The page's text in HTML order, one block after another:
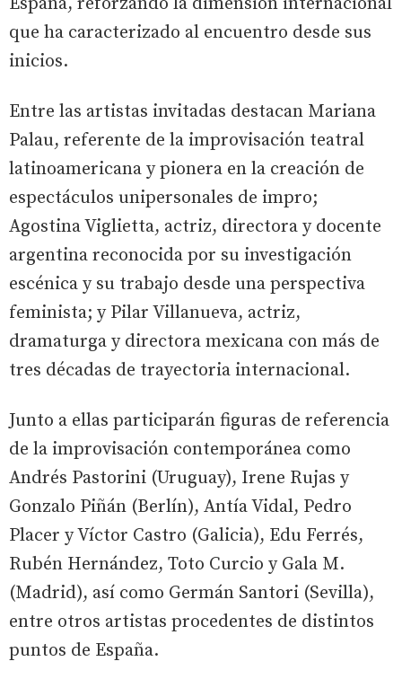
que ha caracterizado al encuentro desde sus
inicios.
Entre las artistas invitadas destacan Mariana
Palau, referente de la improvisación teatral
latinoamericana y pionera en la creación de
espectáculos unipersonales de impro;
Agostina Viglietta, actriz, directora y docente
argentina reconocida por su investigación
escénica y su trabajo desde una perspectiva
feminista; y Pilar Villanueva, actriz,
dramaturga y directora mexicana con más de
tres décadas de trayectoria internacional.
Junto a ellas participarán figuras de referencia
de la improvisación contemporánea como
Andrés Pastorini (Uruguay), Irene Rujas y
Gonzalo Piñán (Berlín), Antía Vidal, Pedro
Placer y Víctor Castro (Galicia), Edu Ferrés,
Rubén Hernández, Toto Curcio y Gala M.
(Madrid), así como Germán Santori (Sevilla),
entre otros artistas procedentes de distintos
puntos de España.